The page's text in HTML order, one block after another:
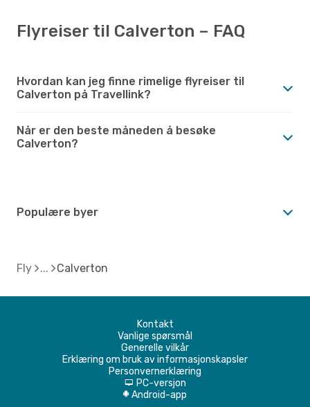
Flyreiser til Calverton – FAQ
Hvordan kan jeg finne rimelige flyreiser til
Calverton på Travellink?
Når er den beste måneden å besøke
Calverton?
Populære byer
Fly Calverton
Kontakt
Vanlige spørsmål
Generelle vilkår
Erklæring om bruk av informasjonskapsler
Personvernerklæring
d PC-versjon
A Android-app